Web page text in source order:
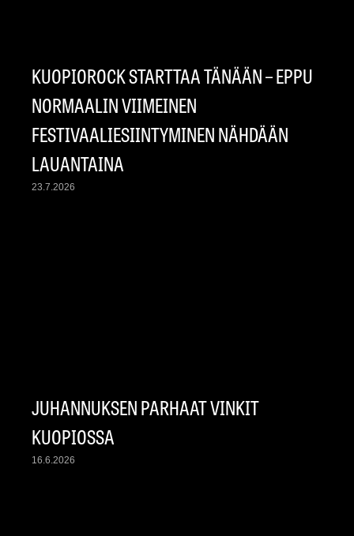
KUOPIOROCK STARTTAA TÄNÄÄN – EPPU
NORMAALIN VIIMEINEN
FESTIVAALIESIINTYMINEN NÄHDÄÄN
LAUANTAINA
23.7.2026
JUHANNUKSEN PARHAAT VINKIT
KUOPIOSSA
16.6.2026